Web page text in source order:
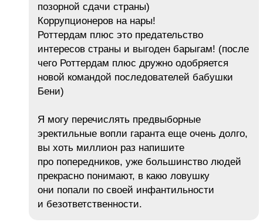
позорной сдачи страны)
Коррупционеров на нары!
Роттердам плюс это предательство
интересов страны и выгоден барыгам! (после
чего Роттердам плюс дружно одобряется
новой командой последователей бабушки
Бени)
Я могу перечислять предвыборные
эректильные вопли гаранта еще очень долго,
вы хоть миллион раз напишите
про попередников, уже большинство людей
прекрасно понимают, в какю ловушку
они попали по своей инфантильности
и безответственности.